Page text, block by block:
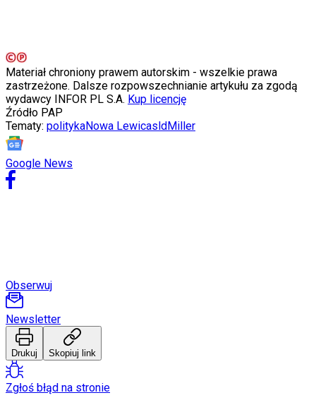
Diety
Nieruchomości
Budowa i remont
Kupno i wynajem
Premiery
Muzyka
Aktualności
Koncerty
Recenzje
Aktualności
Materiał chroniony prawem autorskim - wszelkie prawa
zastrzeżone. Dalsze rozpowszechnianie artykułu za zgodą
wydawcy INFOR PL S.A. Kup licencję
Źródło PAP
Tematy: politykaNowa LewicasldMiller
Google News
Obserwuj
Newsletter
Drukuj Skopiuj link
Zgłoś błąd na stronie